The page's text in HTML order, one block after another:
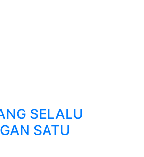
SELALU
SATU